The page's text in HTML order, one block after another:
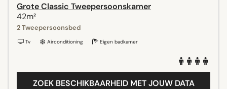
Grote Classic Tweepersoonskamer
42m²
2 Tweepersoonsbed
Tv Airconditioning Eigen badkamer
ZOEK BESCHIKBAARHEID MET JOUW DATA